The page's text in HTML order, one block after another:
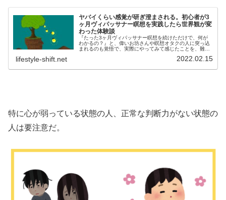
ヤバイくらい感覚が研ぎ澄まされる。初心者が3
ヶ月ヴィパッサナー瞑想を実践したら世界観が変
わった体験談
『たった3ヶ月ヴィパッサナー瞑想を続けただけで、何が
わかるの？』と、偉いお坊さんや瞑想オタクの人に突っ込
まれるのも覚悟で、実際にやってみて感じたことを、難し
lifestyle-shift.net 2022.02.15
特に心が弱っている状態の人、正常な判断力がない状態の
人は要注意だ。